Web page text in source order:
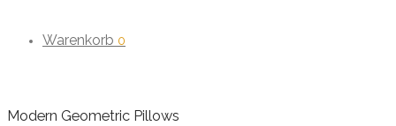
Warenkorb 0
Modern Geometric Pillows